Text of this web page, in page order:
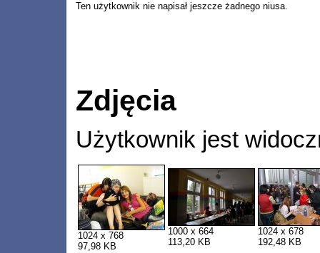
Ten użytkownik nie napisał jeszcze żadnego niusa.
Zdjęcia
Użytkownik jest
1024 x 768
97,98 KB
1000 x 664
113,20 KB
1024 x 678
192,48 KB